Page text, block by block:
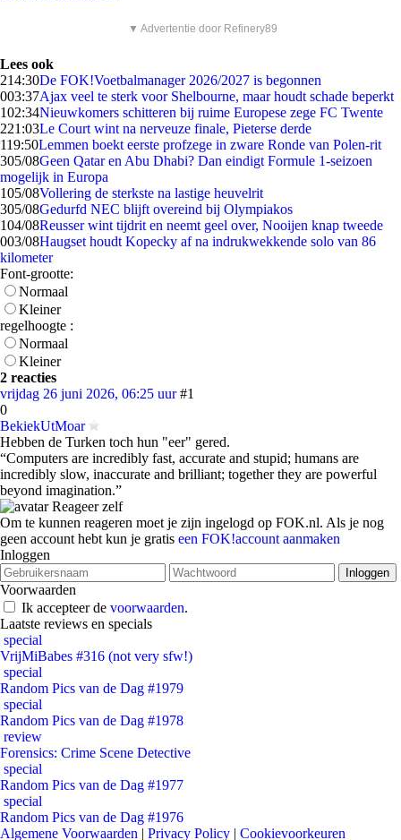
▼ Advertentie door Refinery89
Lees ook
214:30De FOK!Voetbalmanager 2026/2027 is begonnen
003:37Ajax veel te sterk voor Shelbourne, maar houdt schade beperkt
102:34Nieuwkomers schitteren bij ruime Europese zege FC Twente
221:03Le Court wint na nerveuze finale, Pieterse derde
119:50Lemmen boekt eerste profzege in zware Ronde van Polen-rit
305/08Geen Qatar en Abu Dhabi? Dan eindigt Formule 1-seizoen
mogelijk in Europa
105/08Vollering de sterkste na lastige heuvelrit
305/08Gedurfd NEC blijft overeind bij Olympiakos
104/08Reusser wint tijdrit en neemt geel over, Nooijen knap tweede
003/08Haugset houdt Kopecky af na indrukwekkende solo van 86
kilometer
Font-grootte:
Normaal
Kleiner
regelhoogte :
Normaal
Kleiner
2 reacties
vrijdag 26 juni 2026, 06:25 uur #1
0
BekiekUtMoar
Hebben de Turken toch hun "eer" gered.
“Computers are incredibly fast, accurate and stupid; humans are
incredibly slow, inaccurate and brilliant; together they are powerful
beyond imagination.”
Reageer zelf
Om te kunnen reageren moet je zijn ingelogd op FOK.nl. Als je nog
geen account hebt kun je gratis een FOK!account aanmaken
Inloggen
Voorwaarden
Ik accepteer de voorwaarden.
Laatste reviews en specials
special
VrijMiBabes #316 (not very sfw!)
special
Random Pics van de Dag #1979
special
Random Pics van de Dag #1978
review
Forensics: Crime Scene Detective
special
Random Pics van de Dag #1977
special
Random Pics van de Dag #1976
Algemene Voorwaarden | Privacy Policy | Cookievoorkeuren